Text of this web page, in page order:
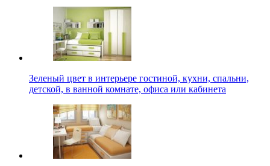
Зеленый цвет в интерьере гостиной, кухни, спальни,
детской, в ванной комнате, офиса или кабинета